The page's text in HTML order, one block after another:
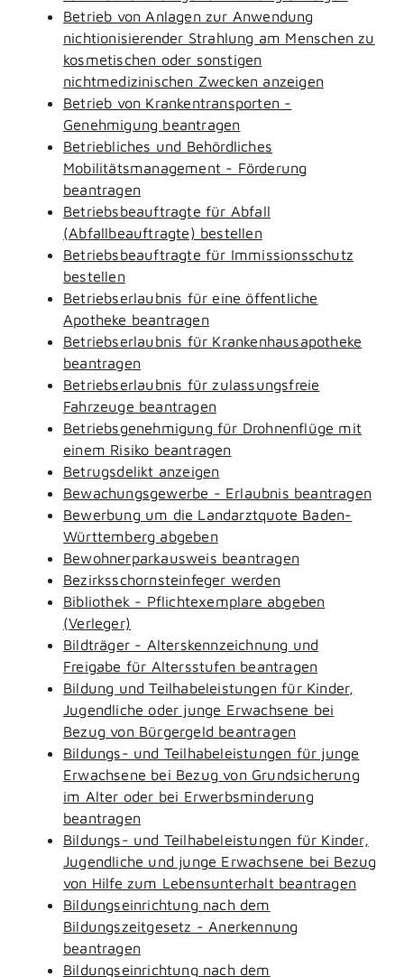
Betrieb von Anlagen zur Anwendung
nichtionisierender Strahlung am Menschen zu
kosmetischen oder sonstigen
nichtmedizinischen Zwecken anzeigen
Betrieb von Krankentransporten -
Genehmigung beantragen
Betriebliches und Behördliches
Mobilitätsmanagement - Förderung
beantragen
Betriebsbeauftragte für Abfall
(Abfallbeauftragte) bestellen
Betriebsbeauftragte für Immissionsschutz
bestellen
Betriebserlaubnis für eine öffentliche
Apotheke beantragen
Betriebserlaubnis für Krankenhausapotheke
beantragen
Betriebserlaubnis für zulassungsfreie
Fahrzeuge beantragen
Betriebsgenehmigung für Drohnenflüge mit
einem Risiko beantragen
Betrugsdelikt anzeigen
Bewachungsgewerbe - Erlaubnis beantragen
Bewerbung um die Landarztquote Baden-
Württemberg abgeben
Bewohnerparkausweis beantragen
Bezirksschornsteinfeger werden
Bibliothek - Pflichtexemplare abgeben
(Verleger)
Bildträger - Alterskennzeichnung und
Freigabe für Altersstufen beantragen
Bildung und Teilhabeleistungen für Kinder,
Jugendliche oder junge Erwachsene bei
Bezug von Bürgergeld beantragen
Bildungs- und Teilhabeleistungen für junge
Erwachsene bei Bezug von Grundsicherung
im Alter oder bei Erwerbsminderung
beantragen
Bildungs- und Teilhabeleistungen für Kinder,
Jugendliche und junge Erwachsene bei Bezug
von Hilfe zum Lebensunterhalt beantragen
Bildungseinrichtung nach dem
Bildungszeitgesetz - Anerkennung
beantragen
Bildungseinrichtung nach dem